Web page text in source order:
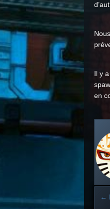
Il y
en
←